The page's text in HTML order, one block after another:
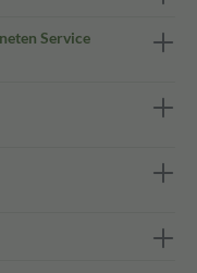
Service